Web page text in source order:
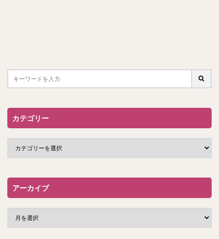
カテゴリー
アーカイブ